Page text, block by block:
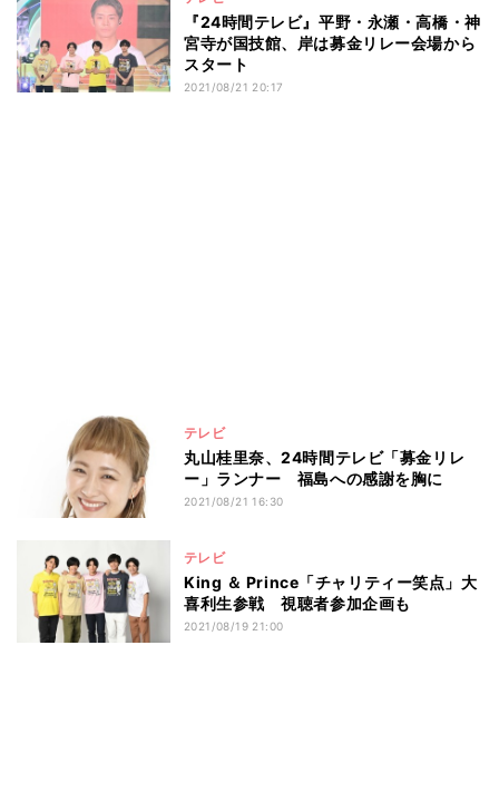
『24時間テレビ』平野・永瀬・高橋・神
宮寺が国技館、岸は募金リレー会場から
スタート
2021/08/21 20:17
テレビ
丸山桂里奈、24時間テレビ「募金リレ
ー」ランナー 福島への感謝を胸に
2021/08/21 16:30
テレビ
King ＆ Prince「チャリティー笑点」大
喜利生参戦 視聴者参加企画も
2021/08/19 21:00